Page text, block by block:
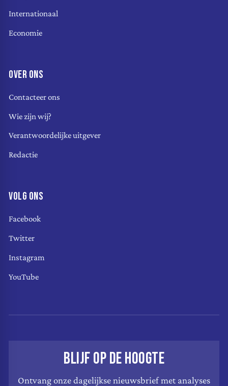
Internationaal
Economie
OVER ONS
Contacteer ons
Wie zijn wij?
Verantwoordelijke uitgever
Redactie
VOLG ONS
Facebook
Twitter
Instagram
YouTube
BLIJF OP DE HOOGTE
Ontvang onze dagelijkse nieuwsbrief met analyses